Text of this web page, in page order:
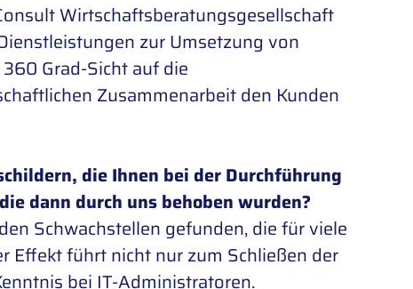
Wirtschaftsberatungsgesellschaft
zur Umsetzung von
Grad-Sicht auf die
Zusammenarbeit den Kunden
die Ihnen bei der Durchführung
dann durch uns behoben wurden?
Schwachstellen gefunden, die für viele
Effekt führt nicht nur zum Schließen der
bei IT-Administratoren.